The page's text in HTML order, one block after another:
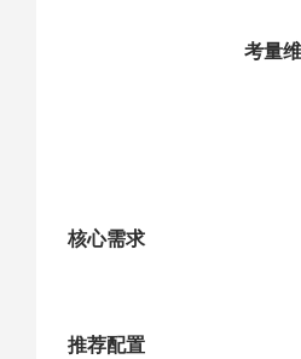
考量
核心需求
推荐配置